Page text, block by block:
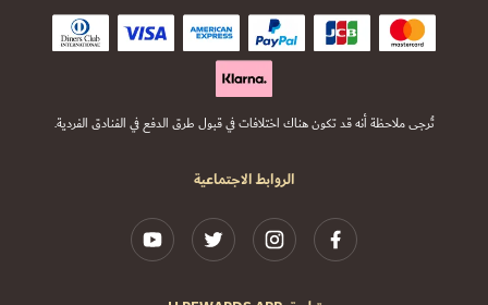
الروابط الاجتماعية
تُرجى ملاحظة أنه قد تكون هناك اختلافات في قبول طرق الدفع في الفنادق الفردية.